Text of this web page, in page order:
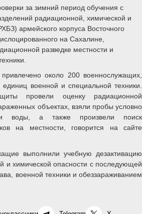
за зимний период обучения с
радиационной, химической и
армейского корпуса Восточного
на Сахалине,
разведке местности и
около 200 военнослужащих,
единиц военной и специальной техники.
провели оценку радиационной
объектах, взяли пробы условно
и воды, а также произвели поиск
на местности, говорится на сайте
выполнили учебную дезактивацию
и химической опасности с последующей
военной техники и обеззараживанием